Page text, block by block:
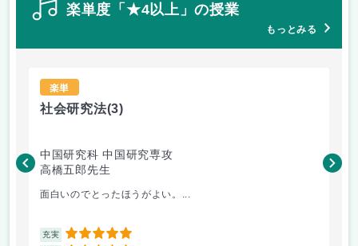
楽単度「★4以上」の授業
もっとみる
楽単
社会研究法(3)
中国研究科 中国研究専攻
高橋五郎先生
面白いのでとったほうがよい。...
充実 5
木